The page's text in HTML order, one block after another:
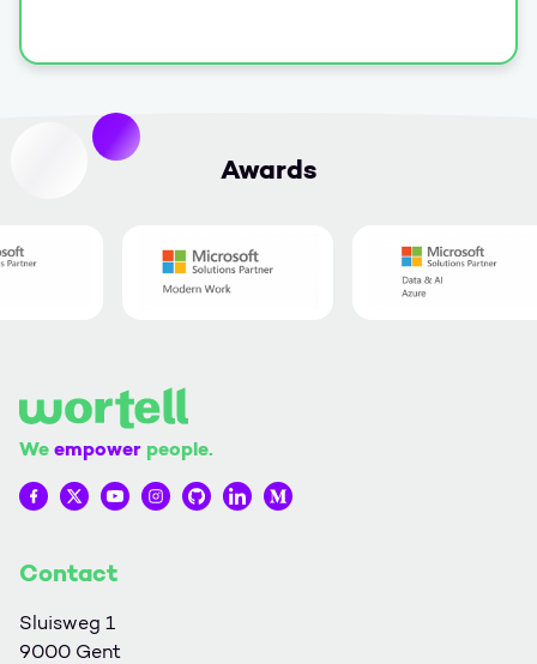
Awards
Weempower people.
Wortell op Facebook
Wortell op Twitter
Wortell op YouTube
Wortell op Instagram
Wortell op Github
Wortell op LinkedIn
Wortell op Medium
Contact
Sluisweg 1
9000 Gent